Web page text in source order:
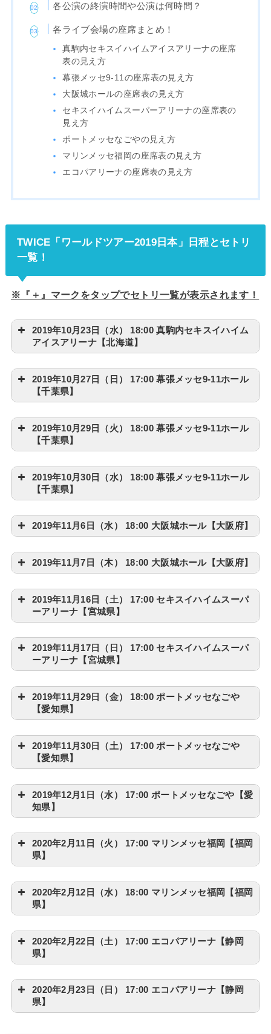
各公演の終演時間や公演は何時間？
各ライブ会場の座席まとめ！
真駒内セキスイハイムアイスアリーナの座席
表の見え方
幕張メッセ9-11の座席表の見え方
大阪城ホールの座席表の見え方
セキスイハイムスーパーアリーナの座席表の
見え方
ポートメッセなごやの見え方
マリンメッセ福岡の座席表の見え方
エコパアリーナの座席表の見え方
TWICE「ワールドツアー2019日本」日程とセトリ
一覧！
※『＋』マークをタップでセトリ一覧が表示されます！
2019年10月23日（水） 18:00 真駒内セキスイハイム
アイスアリーナ【北海道】
2019年10月27日（日） 17:00 幕張メッセ9-11ホール
【千葉県】
2019年10月29日（火） 18:00 幕張メッセ9-11ホール
【千葉県】
2019年10月30日（水） 18:00 幕張メッセ9-11ホール
【千葉県】
2019年11月6日（水） 18:00 大阪城ホール【大阪府】
2019年11月7日（木） 18:00 大阪城ホール【大阪府】
2019年11月16日（土） 17:00 セキスイハイムスーパ
ーアリーナ【宮城県】
2019年11月17日（日） 17:00 セキスイハイムスーパ
ーアリーナ【宮城県】
2019年11月29日（金） 18:00 ポートメッセなごや
【愛知県】
2019年11月30日（土） 17:00 ポートメッセなごや
【愛知県】
2019年12月1日（水） 17:00 ポートメッセなごや【愛
知県】
2020年2月11日（火） 17:00 マリンメッセ福岡【福岡
県】
2020年2月12日（水） 18:00 マリンメッセ福岡【福岡
県】
2020年2月22日（土） 17:00 エコパアリーナ【静岡
県】
2020年2月23日（日） 17:00 エコパアリーナ【静岡
県】